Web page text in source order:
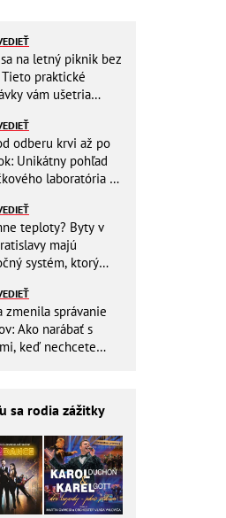
na letný piknik bez
praktické
vám ušetria
odberu krvi až po
Unikátny pohľad
laboratória na
teploty? Byty v
majú
systém, ktorý
zmenila správanie
Ako narábať s
keď nechcete
sa rodia zážitky